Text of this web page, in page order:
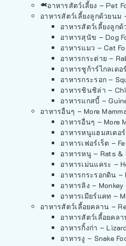
อาหารสัตว์เลี้ยง – Pet
อาหารสัตว์เลี้ยงลูกด้วยนม
อาหารสัตว์เลี้ยงลูก
อาหารสุนัข – Dog
อาหารแมว – Cat
อาหารกระต่าย –
อาหารชูก้าร์ไกลเดอ
อาหารกระรอก –
อาหารชินชิล่า –
อาหารแกสบี้ –
อาหารอื่นๆ – More
อาหารอื่นๆ – More
อาหารหนูแฮมสเตอ
อาหารเฟอร์เร็ต –
อาหารหนู – Rats &
อาหารเม่นแคระ –
อาหารกระรอกดิน –
อาหารลิง – Monkey
อาหารเมียร์แคท –
อาหารสัตว์เลี้อยคลาน –
อาหารสัตว์เลี้อยคล
อาหารกิ้งก่า –
อาหารงู – Snake